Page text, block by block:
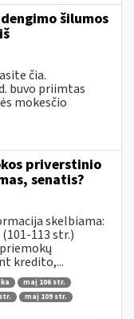
šilumos
čia.
buvo priimtas
mokesčio
priverstinio
senatis?
skelbiama:
113 str.)
kredito,...
maį 106 str.
maį 109 str.